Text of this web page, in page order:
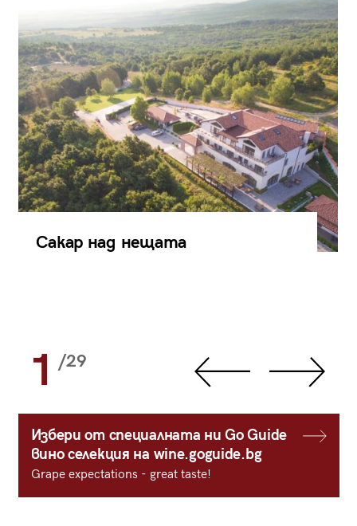
Сакар над нещата
1 /29
Избери от специалната ни Go Guide
вино селекция на wine.goguide.bg
Grape expectations - great taste!